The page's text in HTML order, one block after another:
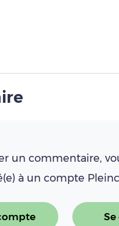
un commentaire,
à un compte